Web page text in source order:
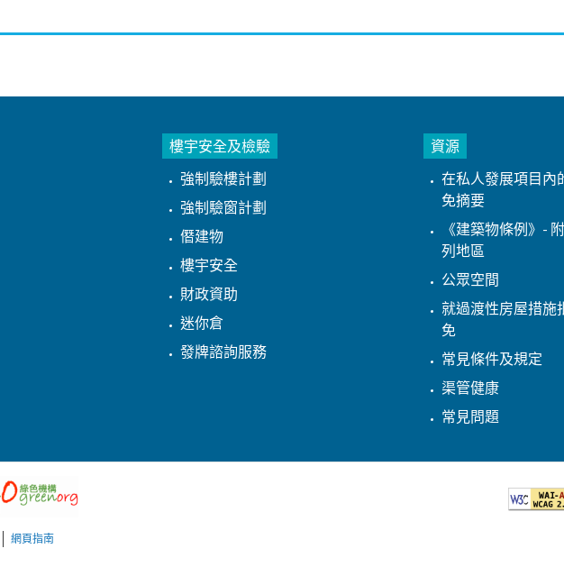
樓宇安全及檢驗
強制驗樓計劃
強制驗窗計劃
僭建物
樓宇安全
財政資助
迷你倉
發牌諮詢服務
資源
在私人發展項目內
免摘要
《建築物條例》-
列地區
公眾空間
就過渡性房屋措施
免
常見條件及規定
渠管健康
常見問題
網頁指南